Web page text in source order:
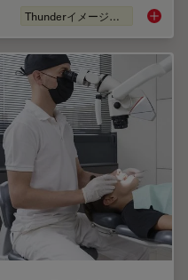
Thunderイメージング Fast,